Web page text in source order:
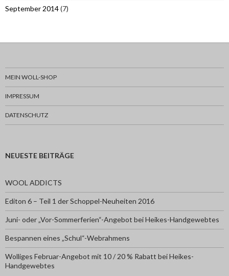
September 2014(7)
MEIN WOLL-SHOP
IMPRESSUM
DATENSCHUTZ
NEUESTE BEITRÄGE
WOOL ADDICTS
Editon 6 – Teil 1 der Schoppel-Neuheiten 2016
Juni- oder „Vor-Sommerferien“-Angebot bei Heikes-Handgewebtes
Bespannen eines „Schul“-Webrahmens
Wolliges Februar-Angebot mit 10 / 20 % Rabatt bei Heikes-
Handgewebtes